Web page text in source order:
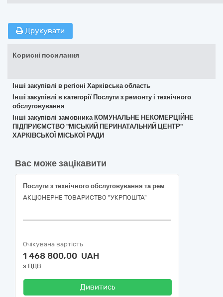
Друкувати
Корисні посилання
Інші закупівлі в регіоні Харківська область
Інші закупівлі в категорії Послуги з ремонту і технічного
обслуговування
Інші закупівлі замовника КОМУНАЛЬНЕ НЕКОМЕРЦІЙНЕ
ПІДПРИЄМСТВО "МІСЬКИЙ ПЕРИНАТАЛЬНИЙ ЦЕНТР"
ХАРКІВСЬКОЇ МІСЬКОЇ РАДИ
Вас може зацікавити
Послуги з технічного обслуговування та ремонту систем газопостачання об’єктів поштового зв’язку Дніпропетровської області
АКЦІОНЕРНЕ ТОВАРИСТВО "УКРПОШТА"
Очікувана вартість
1 468 800,00 UAH
з ПДВ
Дивитись